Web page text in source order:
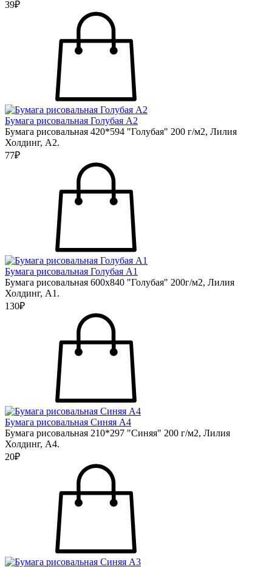
39₽
Бумага рисовальная Голубая А2
Бумага рисовальная 420*594 "Голубая" 200 г/м2, Лилия
Холдинг, А2.
77₽
Бумага рисовальная Голубая А1
Бумага рисовальная 600х840 "Голубая" 200г/м2, Лилия
Холдинг, А1.
130₽
Бумага рисовальная Синяя А4
Бумага рисовальная 210*297 "Синяя" 200 г/м2, Лилия
Холдинг, А4.
20₽